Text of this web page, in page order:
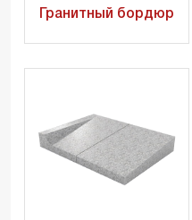
Гранитный бордюр